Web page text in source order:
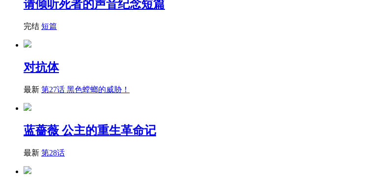
请倾听死者的声音纪念短篇
完结 短篇
对抗体
最新 第27话 黑色螳螂的威胁！
蓝薔薇 公主的重生革命记
最新 第28话